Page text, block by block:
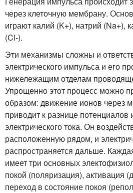
через клеточную мембрану.
играют калий (K+), натрий (Na+),
(Cl-).
Эти механизмы сложны и
электрического импульса и его
нижележащим отделам
Упрощенно этот процесс можно
образом: движение ионов через
приводит к разнице
электрического тока. Он
расположенную рядом, и
распространяется дальше.
имеет три основных
покой (поляризация), активация
переход в состояние покоя